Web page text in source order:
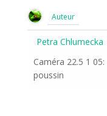
Auteur
Petra Chlumecka
Caméra 22.5 1
poussin